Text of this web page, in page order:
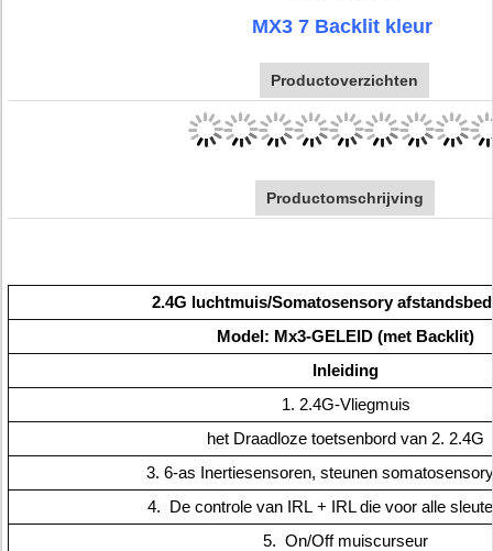
MX3 7 Backlit kleur
Productoverzichten
Productomschrijving
2.4G luchtmuis/Somatosensory
Model: Mx3-GELEID (met Backlit)
Inleiding
1. 2.4G-Vliegmuis
het Draadloze toetsenbord van 2. 2.4G
3. 6-as Inertiesensoren, steunen
4. De controle van IRL + IRL die voor alle
5. On/Off muiscurseur